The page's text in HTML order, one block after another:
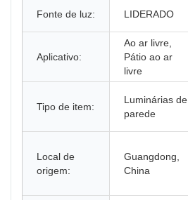
Fonte de luz: LIDERADO
Aplicativo:
Ao ar livre,
Pátio ao ar
livre
Tipo de item:
Luminárias de
parede
Local de
origem:
Guangdong,
China